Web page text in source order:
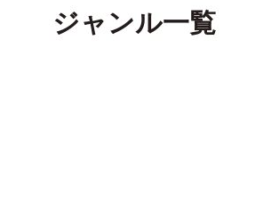
ジャンル一覧